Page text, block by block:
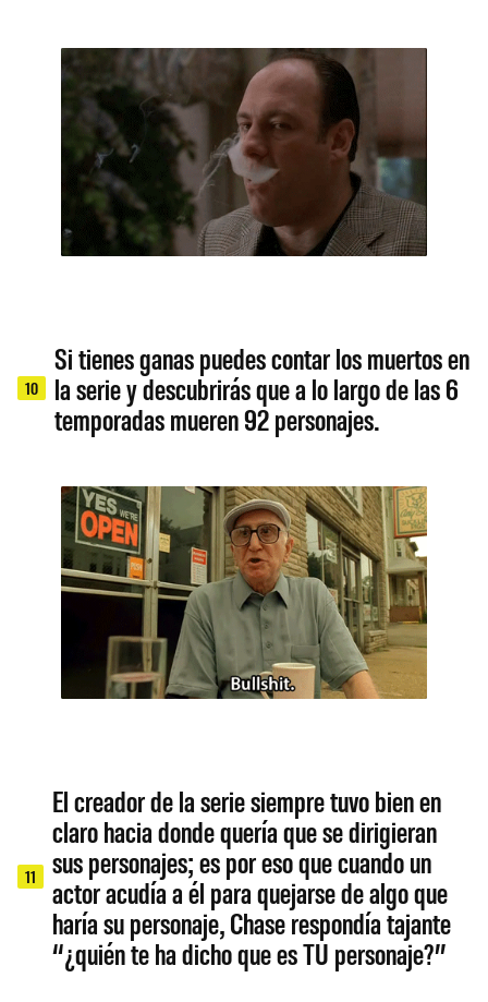
10
Si tienes ganas puedes contar los muertos en
la serie y descubrirás que a lo largo de las 6
temporadas mueren 92 personajes.
11
El creador de la serie siempre tuvo bien en
claro hacia donde quería que se dirigieran
sus personajes; es por eso que cuando un
actor acudía a él para quejarse de algo que
haría su personaje, Chase respondía tajante
“¿quién te ha dicho que es TU personaje?”